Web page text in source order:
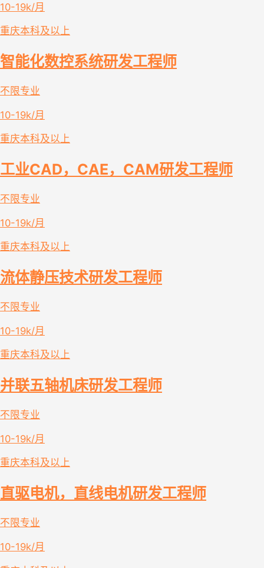
10-19k/月
重庆本科及以上
智能化数控系统研发工程师
不限专业
10-19k/月
重庆本科及以上
工业CAD，CAE，CAM研发工程师
不限专业
10-19k/月
重庆本科及以上
流体静压技术研发工程师
不限专业
10-19k/月
重庆本科及以上
并联五轴机床研发工程师
不限专业
10-19k/月
重庆本科及以上
直驱电机，直线电机研发工程师
不限专业
10-19k/月